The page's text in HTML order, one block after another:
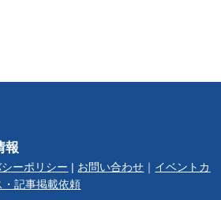
報
ーポリシー | お問い合わせ ｜ イベントカ
・記事掲載依頼